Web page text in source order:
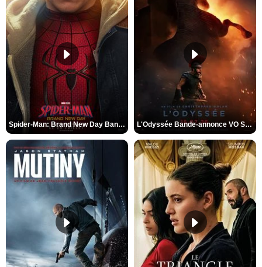
Spider-Man: Brand New Day Bande-annonce VO STFR L'Odyssée Bande-annonce VO STFR